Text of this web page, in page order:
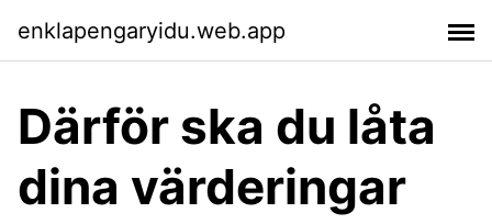
enklapengaryidu.web.app
Därför ska du låta
dina värderingar